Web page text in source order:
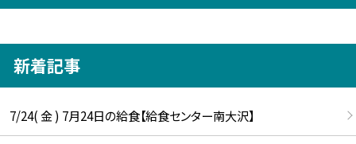
新着記事
7/24( 金 ) 7月24日の給食【給食センター南大沢】